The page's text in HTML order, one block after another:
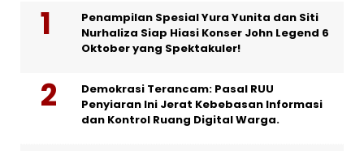
Penampilan Spesial Yura Yunita dan Siti
Nurhaliza Siap Hiasi Konser John Legend 6
Oktober yang Spektakuler!
Demokrasi Terancam: Pasal RUU
Penyiaran Ini Jerat Kebebasan Informasi
dan Kontrol Ruang Digital Warga.